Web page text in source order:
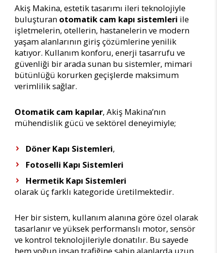
Akiş Makina, estetik tasarımı ileri teknolojiyle
buluşturan otomatik cam kapı sistemleri ile
işletmelerin, otellerin, hastanelerin ve modern
yaşam alanlarının giriş çözümlerine yenilik
katıyor. Kullanım konforu, enerji tasarrufu ve
güvenliği bir arada sunan bu sistemler, mimari
bütünlüğü korurken geçişlerde maksimum
verimlilik sağlar.
Otomatik cam kapılar, Akiş Makina’nın
mühendislik gücü ve sektörel deneyimiyle;
Döner Kapı Sistemleri,
Fotoselli Kapı Sistemleri
Hermetik Kapı Sistemleri
olarak üç farklı kategoride üretilmektedir.
Her bir sistem, kullanım alanına göre özel olarak
tasarlanır ve yüksek performanslı motor, sensör
ve kontrol teknolojileriyle donatılır. Bu sayede